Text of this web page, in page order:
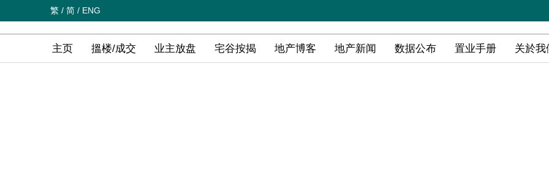
繁 / 简 / ENG
主页 搵楼/成交 业主放盘 宅谷按揭 地产博客 地产新闻 数据公布 置业手册 关於我